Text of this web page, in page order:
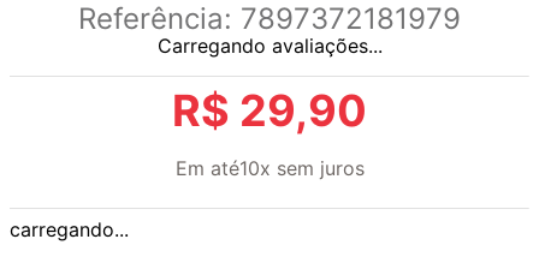
Referência: 7897372181979
Carregando avaliações...
R$ 29,90
Em até10x sem juros
carregando...